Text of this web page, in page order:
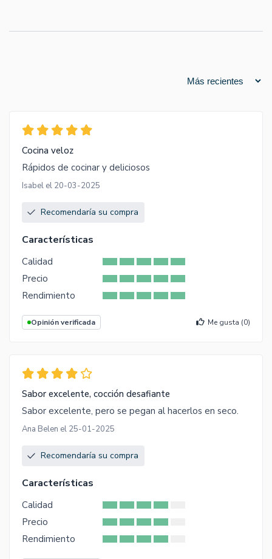
Cocina veloz
Rápidos de cocinar y deliciosos
Isabel el 20-03-2025
Recomendaría su compra
Características
Calidad
Precio
Rendimiento
Opinión verificada Me gusta (0)
Sabor excelente, cocción desafiante
Sabor excelente, pero se pegan al hacerlos en seco.
Ana Belen el 25-01-2025
Recomendaría su compra
Características
Calidad
Precio
Rendimiento